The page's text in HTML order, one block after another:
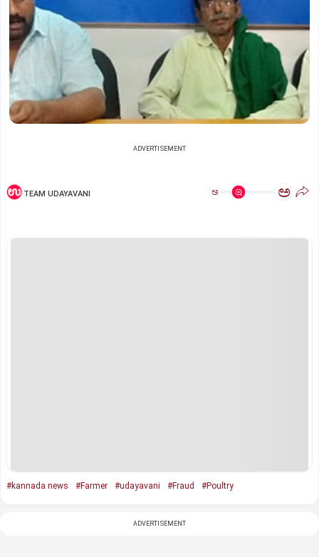
ADVERTISEMENT
TEAM UDAYAVANI ಅ ಅ
#kannada news #Farmer #udayavani #Fraud #Poultry
ADVERTISEMENT